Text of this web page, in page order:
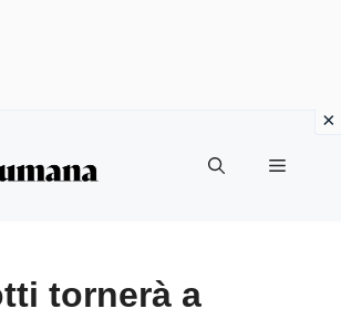
Menu
tornerà a